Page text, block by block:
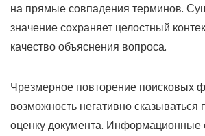
на прямые совпадения терминов.
значение сохраняет целостный
качество объяснения вопроса.
Чрезмерное повторение поисковых
возможность негативно
оценку документа. Информационные